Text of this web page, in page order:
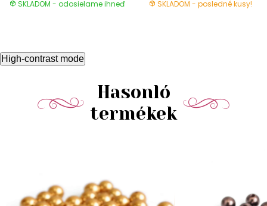
SKLADOM - odosielame ihneď SKLADOM - posledné kusy!
High-contrast mode
Hasonló
termékek